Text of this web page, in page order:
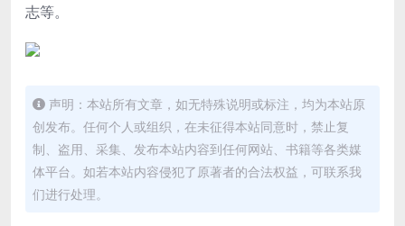
志等。
声明：本站所有文章，如无特殊说明或标注，均为本站原
创发布。任何个人或组织，在未征得本站同意时，禁止复
制、盗用、采集、发布本站内容到任何网站、书籍等各类媒
体平台。如若本站内容侵犯了原著者的合法权益，可联系我
们进行处理。